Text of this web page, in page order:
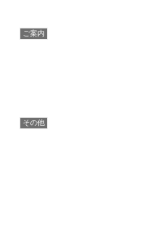
ご案内
その他